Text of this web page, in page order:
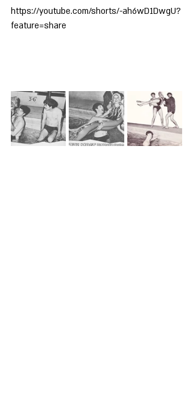
https://youtube.com/shorts/-ah6wD1DwgU?
feature=share